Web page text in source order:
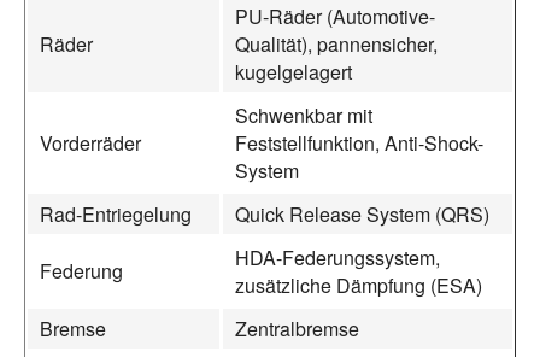
Räder
PU-Räder (Automotive-
Qualität), pannensicher,
kugelgelagert
Vorderräder
Schwenkbar mit
Feststellfunktion, Anti-Shock-
System
Rad-Entriegelung
Quick Release System (QRS)
Federung
HDA-Federungssystem,
zusätzliche Dämpfung (ESA)
Bremse
Zentralbremse